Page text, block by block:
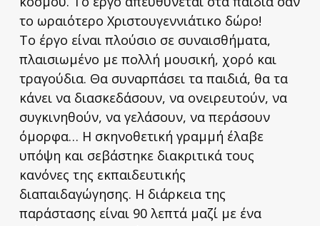
το ωραιότερο Χριστουγεννιάτικο δώρο!
Το έργο είναι πλούσιο σε συναισθήματα,
πλαισιωμένο με πολλή μουσική, χορό και
τραγούδια. Θα συναρπάσει τα παιδιά, θα τα
κάνει να διασκεδάσουν, να ονειρευτούν, να
συγκινηθούν, να γελάσουν, να περάσουν
όμορφα… Η σκηνοθετική γραμμή έλαβε
υπόψη και σεβάστηκε διακριτικά τους
κανόνες της εκπαιδευτικής
διαπαιδαγώγησης. Η διάρκεια της
παράστασης είναι 90 λεπτά μαζί με ένα